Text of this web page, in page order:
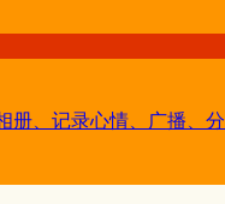
册、记录心情、广播、